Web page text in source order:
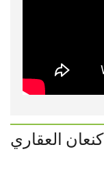
كنعان العقاري